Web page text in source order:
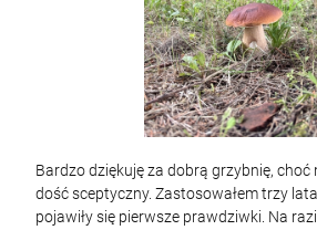
Bardzo dziękuję za dobrą grzybnię, choć
dość sceptyczny. Zastosowałem trzy
pojawiły się pierwsze prawdziwki. Na